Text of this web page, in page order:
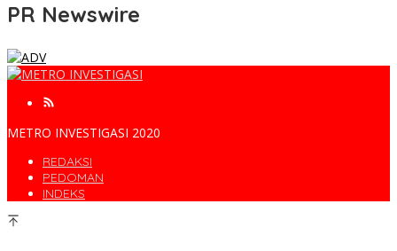
PR Newswire
METRO INVESTIGASI 2020
REDAKSI
PEDOMAN
INDEKS